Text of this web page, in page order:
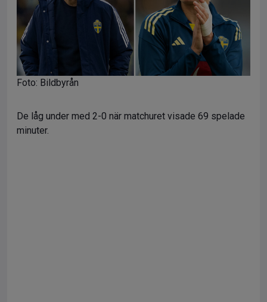
Foto: Bildbyrån
De låg under med 2-0 när matchuret visade 69 spelade
minuter.